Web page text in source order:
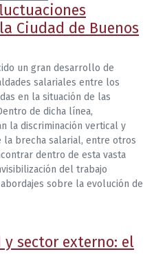
Ciudad de Buenos
un gran desarrollo de
salariales entre los
en la situación de las
de dicha línea,
la discriminación vertical y
la brecha salarial, entre otros
dentro de esta vasta
del trabajo
sobre la evolución de
sector externo: el